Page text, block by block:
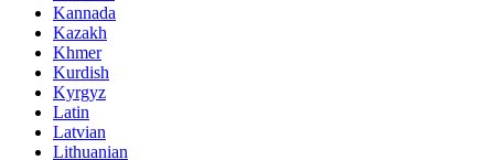
Kannada
Kazakh
Khmer
Kurdish
Kyrgyz
Latin
Latvian
Lithuanian